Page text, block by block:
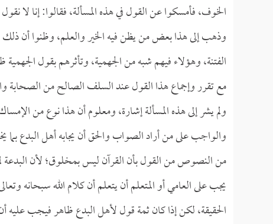
الخوف، فأمسكوا عن القول في هذه المسألة، فقالوا: إنا لا
وذهب إلى هذا بعض من يظن فيه الخير والعلم، وظنوا أن
الفتنة، وهؤلاء فيهم شبه من الجهمية، وتأثرهم بقول
مع تقرر وإجماع هذا القول عند السلف الصالح من الصحابة
ولم يشر إلى هذه المسألة إشارة، ومعلوم أن هذا نوع من
والواجب على من أراد الصواب والحق أن يجابه أهل البدع بما
من النصوص من القول بأن القرآن ليس بمخلوق؛ لأن البدعة
يجب على العامي أو المتعلم أن يتعلم أن كلام الله سبحانه
الحقيقة، لكن إذا كان ثمة قول لأهل البدع ظاهر فيجب عليه